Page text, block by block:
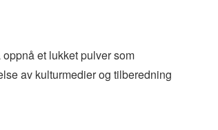
et lukket pulver som
av kulturmedier og tilberedning